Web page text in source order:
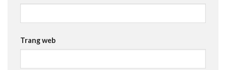
Trang web